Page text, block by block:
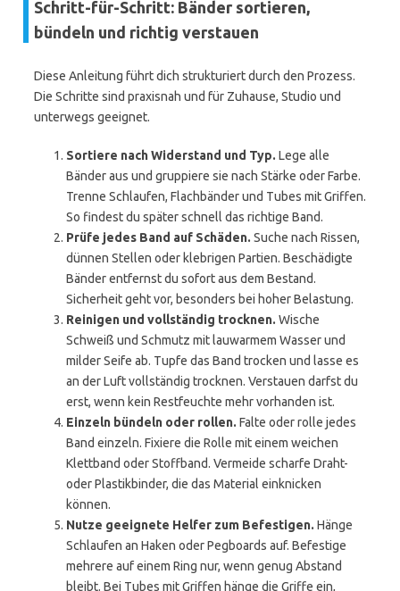
Schritt-für-Schritt: Bänder sortieren,
bündeln und richtig verstauen
Diese Anleitung führt dich strukturiert durch den Prozess.
Die Schritte sind praxisnah und für Zuhause, Studio und
unterwegs geeignet.
Sortiere nach Widerstand und Typ. Lege alle
Bänder aus und gruppiere sie nach Stärke oder Farbe.
Trenne Schlaufen, Flachbänder und Tubes mit Griffen.
So findest du später schnell das richtige Band.
Prüfe jedes Band auf Schäden. Suche nach Rissen,
dünnen Stellen oder klebrigen Partien. Beschädigte
Bänder entfernst du sofort aus dem Bestand.
Sicherheit geht vor, besonders bei hoher Belastung.
Reinigen und vollständig trocknen. Wische
Schweiß und Schmutz mit lauwarmem Wasser und
milder Seife ab. Tupfe das Band trocken und lasse es
an der Luft vollständig trocknen. Verstauen darfst du
erst, wenn kein Restfeuchte mehr vorhanden ist.
Einzeln bündeln oder rollen. Falte oder rolle jedes
Band einzeln. Fixiere die Rolle mit einem weichen
Klettband oder Stoffband. Vermeide scharfe Draht-
oder Plastikbinder, die das Material einknicken
können.
Nutze geeignete Helfer zum Befestigen. Hänge
Schlaufen an Haken oder Pegboards auf. Befestige
mehrere auf einem Ring nur, wenn genug Abstand
bleibt. Bei Tubes mit Griffen hänge die Griffe ein,